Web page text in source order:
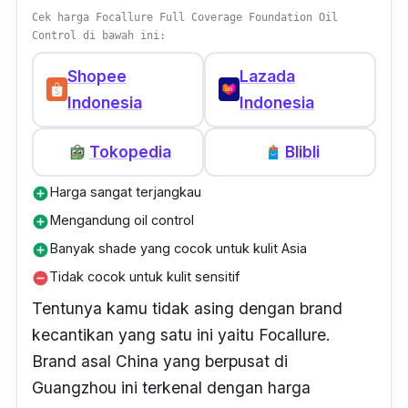
warnaspecial white foundationyang bisa
kamu campurkan dengan
untuk mendapatkan warna yang kamu
inginkan.
Ulasan terpercaya:
“Menurutku ini adalah
foundie drugstore terbaik yang pernah aku
coba. Foundie ini memiliki coverage yang
sangat baik namun tetap mudah diblend.
Hasil akhirnya yang dewy tidak membuat
kulitku yang oily menjadi cakey atau crack.
membuatku akan membelinya kembali!”
Anin Zafira, Female Daily Member
Cek harga Focallure Full Coverage Foundation Oil
Control di bawah ini:
Shopee
Indonesia
Lazada
Indonesia
Tokopedia Blibli
add_circleHarga sangat terjangkau
add_circleMengandung oil control
add_circleBanyak shade yang cocok untuk kulit Asia
remove_circleTidak cocok untuk kulit sensitif
Tentunya kamu tidak asing dengan brand
kecantikan yang satu ini yaitu Focallure.
Brand asal China yang berpusat di
Guangzhou ini terkenal dengan harga